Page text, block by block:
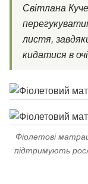
Світлана
листя,
кидатися в
Фіолетові
підтримують